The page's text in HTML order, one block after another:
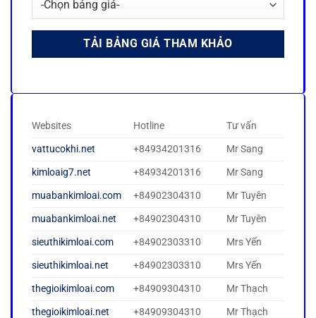
Websites Hotline
Tư vấn
vattucokhi.net
+84934201316
Mr Sang
kimloaig7.net
+84934201316
Mr Sang
muabankimloai.com
+84902304310
Mr Tuyên
muabankimloai.net
+84902304310
Mr Tuyên
sieuthikimloai.com
+84902303310
Mrs Yến
sieuthikimloai.net
+84902303310
Mrs Yến
thegioikimloai.com
+84909304310
Mr Thạch
thegioikimloai.net
+84909304310
Mr Thạch